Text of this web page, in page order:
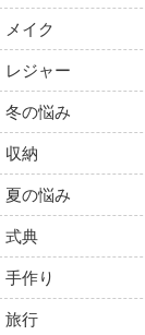
メイク
レジャー
冬の悩み
収納
夏の悩み
式典
手作り
旅行